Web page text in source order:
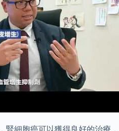
腎細胞癌可以獲得良好的治療，